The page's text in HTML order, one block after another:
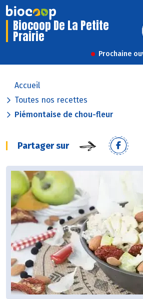
Biocoop De La Petite
Prairie
Prochaine
Accueil
Toutes nos recettes
Piémontaise de chou-fleur
Partager sur